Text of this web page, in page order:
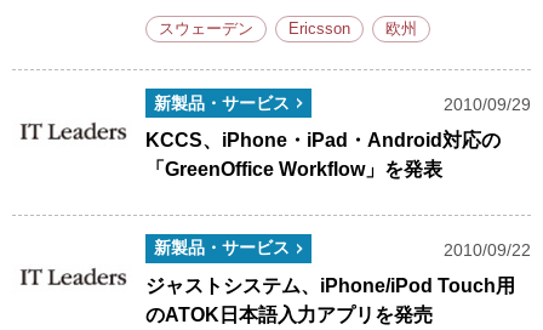
スウェーデン Ericsson 欧州
新製品・サービス 2010/09/29
KCCS、iPhone・iPad・Android対応の
「GreenOffice Workflow」を発表
新製品・サービス 2010/09/22
ジャストシステム、iPhone/iPod Touch用
のATOK日本語入力アプリを発売